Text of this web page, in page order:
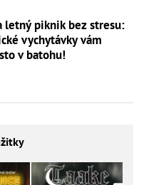
letný piknik bez stresu:
vychytávky vám
v batohu!